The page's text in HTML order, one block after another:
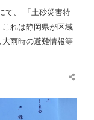
て、 「土砂災害特
れは静岡県が区域
雨時の避難情報等
Share